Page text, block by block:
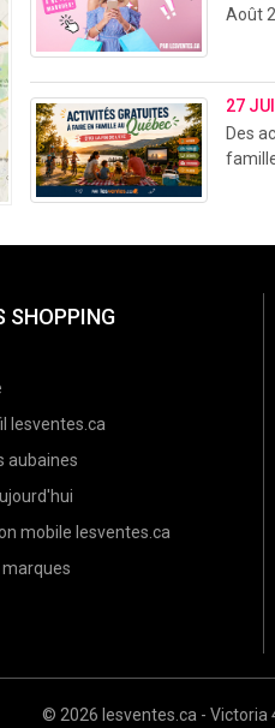
Août
27
Des
SHOPPING
lesventes.ca
aubaines
mobile lesventes.ca
© 2026 lesventes.ca - Victoria